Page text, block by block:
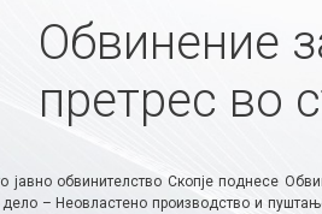
Обвинение
претрес во
јавно обвинителство Скопје поднесе
– Неовластено производство и